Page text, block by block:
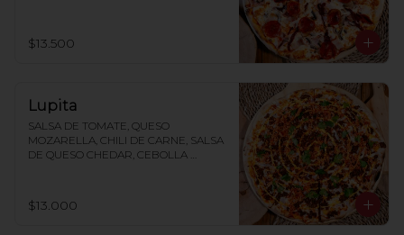
$13.500
Lupita
SALSA DE TOMATE, QUESO
MOZARELLA, CHILI DE CARNE, SALSA
DE QUESO CHEDAR, CEBOLLA
$13.000